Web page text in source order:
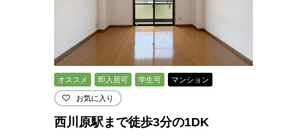
オススメ 即入居可 学生可 マンション
お気に入り
西川原駅まで徒歩3分の1DK